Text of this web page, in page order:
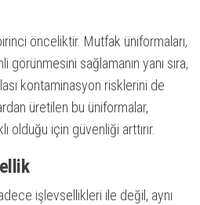
önceliktir. Mutfak üniformaları,
görünmesini sağlamanın yanı sıra,
kontaminasyon risklerini de
üretilen bu üniformalar,
olduğu için güvenliği arttırır.
işlevsellikleri ile değil, aynı